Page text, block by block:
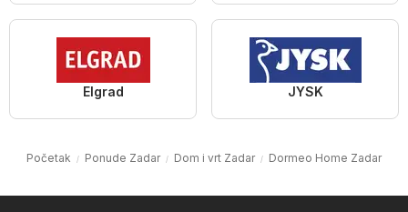
Elgrad JYSK
Početak Ponude Zadar Dom i vrt Zadar Dormeo Home Zadar